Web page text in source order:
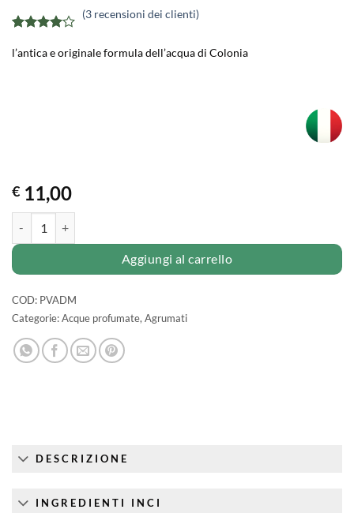
4su 5
(3recensioni dei clienti)
l’antica e originale formula dell’acqua di Colonia
€ 11,00
Aggiungi al carrello
COD: PVADM
Categorie:Acque profumate, Agrumati
DESCRIZIONE
INGREDIENTI INCI